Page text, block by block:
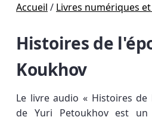
Accueil / Livres numériques
Histoires de
Koukhov
Le livre audio « Histoires de
de Yuri Petoukhov est un